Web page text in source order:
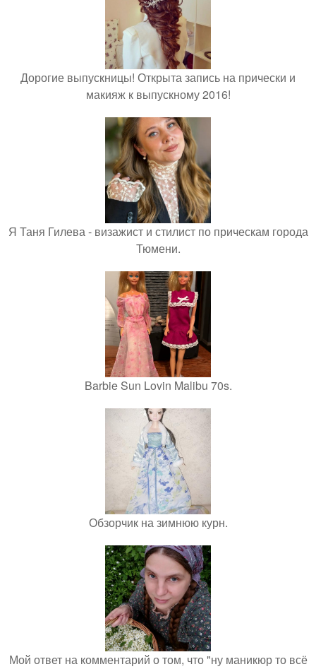
Дорогие выпускницы! Открыта запись на прически и
макияж к выпускному 2016!
Я Таня Гилева - визажист и стилист по прическам города
Тюмени.
Barbie Sun Lovin Malibu 70s.
Обзорчик на зимнюю курн.
Мой ответ на комментарий о том, что "ну маникюр то всё